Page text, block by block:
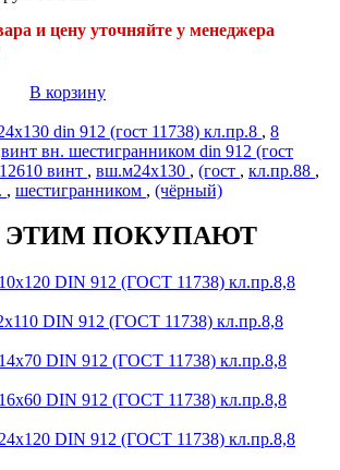
и цену уточняйте у менеджера
В корзину
din 912 (гост 11738) кл.пр.8 , 8
винт вн. шестигранником din 912 (гост
винт , вш.м24х130 , (гост , кл.пр.88 ,
, шестигранником , (чёрный)
ЭТИМ ПОКУПАЮТ
DIN 912 (ГОСТ 11738) кл.пр.8,8
DIN 912 (ГОСТ 11738) кл.пр.8,8
DIN 912 (ГОСТ 11738) кл.пр.8,8
DIN 912 (ГОСТ 11738) кл.пр.8,8
DIN 912 (ГОСТ 11738) кл.пр.8,8